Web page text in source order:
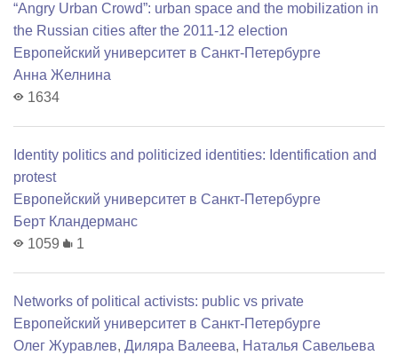
“Angry Urban Crowd”: urban space and the mobilization in
the Russian cities after the 2011-12 election
Европейский университет в Санкт-Петербурге
Анна Желнина
1634
Identity politics and politicized identities: Identification and
protest
Европейский университет в Санкт-Петербурге
Берт Кландерманс
1059
1
Networks of political activists: public vs private
Европейский университет в Санкт-Петербурге
Олег Журавлев, Диляра Валеева, Наталья Савельева